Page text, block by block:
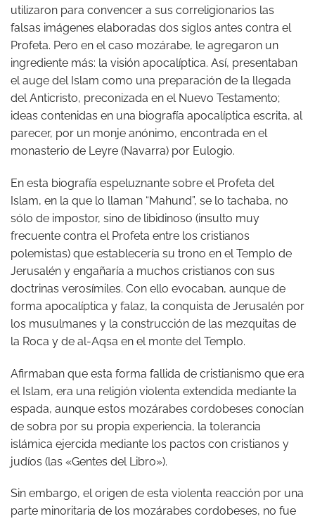
utilizaron para convencer a sus correligionarios las
falsas imágenes elaboradas dos siglos antes contra el
Profeta. Pero en el caso mozárabe, le agregaron un
ingrediente más: la visión apocalíptica. Así, presentaban
el auge del Islam como una preparación de la llegada
del Anticristo, preconizada en el Nuevo Testamento;
ideas contenidas en una biografía apocalíptica escrita, al
parecer, por un monje anónimo, encontrada en el
monasterio de Leyre (Navarra) por Eulogio.
En esta biografía espeluznante sobre el Profeta del
Islam, en la que lo llaman “Mahund”, se lo tachaba, no
sólo de impostor, sino de libidinoso (insulto muy
frecuente contra el Profeta entre los cristianos
polemistas) que establecería su trono en el Templo de
Jerusalén y engañaría a muchos cristianos con sus
doctrinas verosímiles. Con ello evocaban, aunque de
forma apocalíptica y falaz, la conquista de Jerusalén por
los musulmanes y la construcción de las mezquitas de
la Roca y de al-Aqsa en el monte del Templo.
Afirmaban que esta forma fallida de cristianismo que era
el Islam, era una religión violenta extendida mediante la
espada, aunque estos mozárabes cordobeses conocían
de sobra por su propia experiencia, la tolerancia
islámica ejercida mediante los pactos con cristianos y
judíos (las «Gentes del Libro»).
Sin embargo, el origen de esta violenta reacción por una
parte minoritaria de los mozárabes cordobeses, no fue